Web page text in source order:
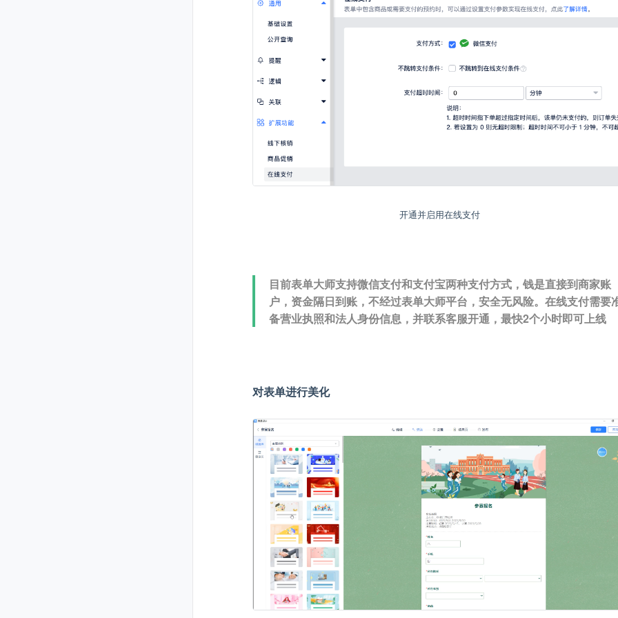
开通并启用在线支付
目前表单大师支持微信支付和支付宝两种支付方式，钱是直接到商家账
户，资金隔日到账，不经过表单大师平台，安全无风险。在线支付需要
备营业执照和法人身份信息，并联系客服开通，最快2个小时即可上线
对表单进行美化